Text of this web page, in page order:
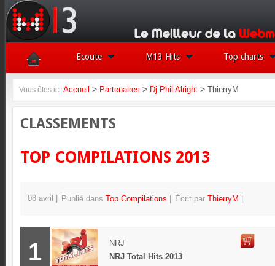
Ecoute M13 Hits Top charts
Vous êtes ici Accueil > Partenaires > Dj Phil Alright > ThierryM
CLASSEMENTS
TOP COMPILATIONS 2013
08 avril Publié dans Top Compilations Écrit par ThierryM
1
NRJ
NRJ Total Hits 2013